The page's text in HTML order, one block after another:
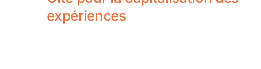
expériences